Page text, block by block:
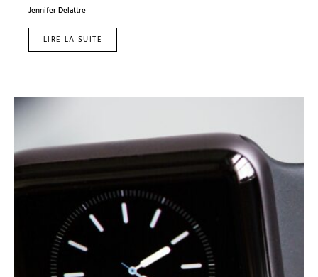
Jennifer Delattre
LIRE LA SUITE